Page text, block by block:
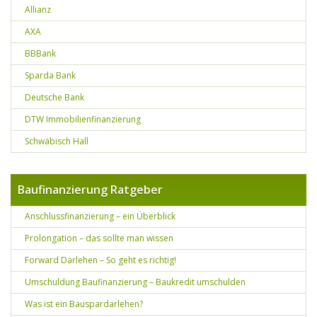
Allianz
AXA
BBBank
Sparda Bank
Deutsche Bank
DTW Immobilienfinanzierung
Schwäbisch Hall
Baufinanzierung Ratgeber
Anschlussfinanzierung – ein Überblick
Prolongation – das sollte man wissen
Forward Darlehen – So geht es richtig!
Umschuldung Baufinanzierung – Baukredit umschulden
Was ist ein Bauspardarlehen?